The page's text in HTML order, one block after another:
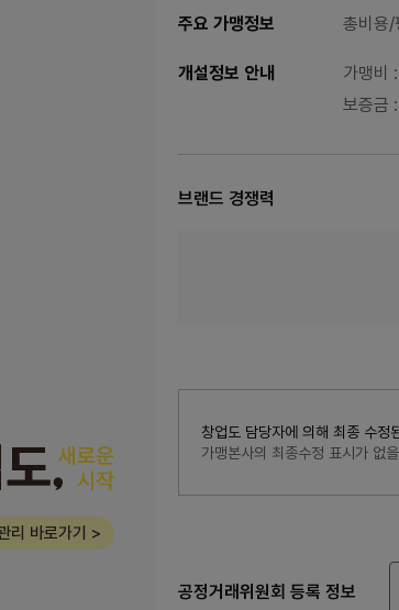
주요 가맹정보 총비용/
개설정보 안내 가맹비
보증금
브랜드 경쟁력
창업도 담당자에 의해 최종 수
가맹본사의 최종수정 표시가 없
공정거래위원회 등록 정보
리 바로가기 >